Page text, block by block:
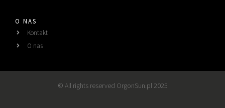
O NAS
Kontakt
O nas
© All rights reserved OrgonSun.pl 2025